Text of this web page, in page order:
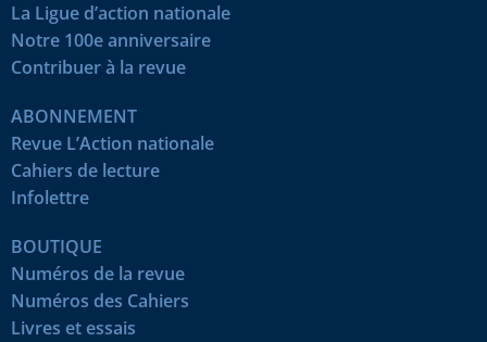
La Ligue d’action nationale
Notre 100e anniversaire
Contribuer à la revue
ABONNEMENT
Revue L’Action nationale
Cahiers de lecture
Infolettre
BOUTIQUE
Numéros de la revue
Numéros des Cahiers
Livres et essais